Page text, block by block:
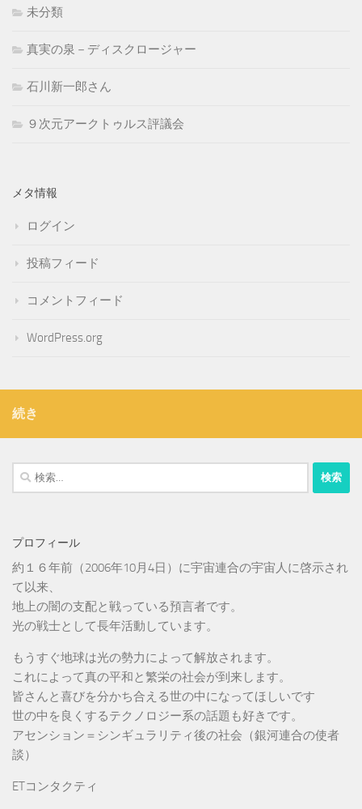
未分類
真実の泉－ディスクロージャー
石川新一郎さん
９次元アークトゥルス評議会
メタ情報
ログイン
投稿フィード
コメントフィード
WordPress.org
続き
検
索:
プロフィール
約１６年前（2006年10月4日）に宇宙連合の宇宙人に啓示され
て以来、
地上の闇の支配と戦っている預言者です。
光の戦士として長年活動しています。
もうすぐ地球は光の勢力によって解放されます。
これによって真の平和と繁栄の社会が到来します。
皆さんと喜びを分かち合える世の中になってほしいです
世の中を良くするテクノロジー系の話題も好きです。
アセンション＝シンギュラリティ後の社会（銀河連合の使者
談）
ETコンタクティ